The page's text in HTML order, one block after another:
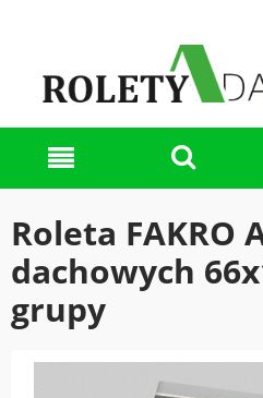
Roleta FAKRO
dachowych
grupy